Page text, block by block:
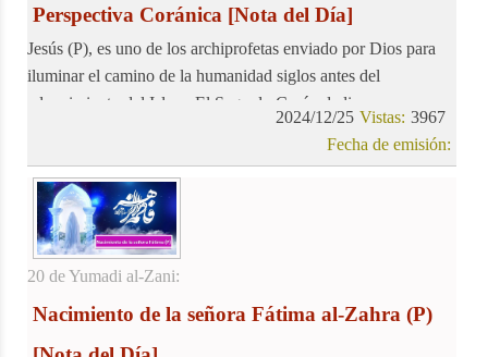
Perspectiva Coránica [Nota del Día]
Jesús (P), es uno de los archiprofetas enviado por Dios para
iluminar el camino de la humanidad siglos antes del
advenimiento del Islam. El Sagrado Corán dedica una
se entrelazan la historia de la Virgen María, el milagroso
nacimiento de Jesús (P), y los momentos clave de la vida de
este noble profeta, ofreciendo una perspectiva única sobre su
legado.
3967
Vistas:
2024/12/25
Fecha de emisión:
20 de Yumadi al-Zani:
Nacimiento de la señora Fátima al-Zahra (P)